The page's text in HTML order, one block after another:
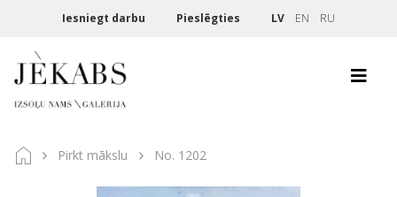
Iesniegt darbu Pieslēgties LV EN RU
Pirkt mākslu No. 1202